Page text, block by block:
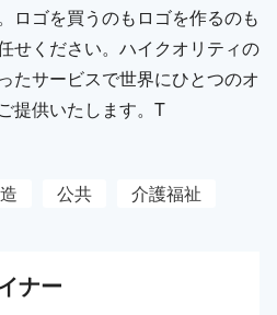
ロゴを買うのもロゴを作るのも
せください。ハイクオリティの
たサービスで世界にひとつのオ
提供いたします。T
公共 介護福祉
ナー